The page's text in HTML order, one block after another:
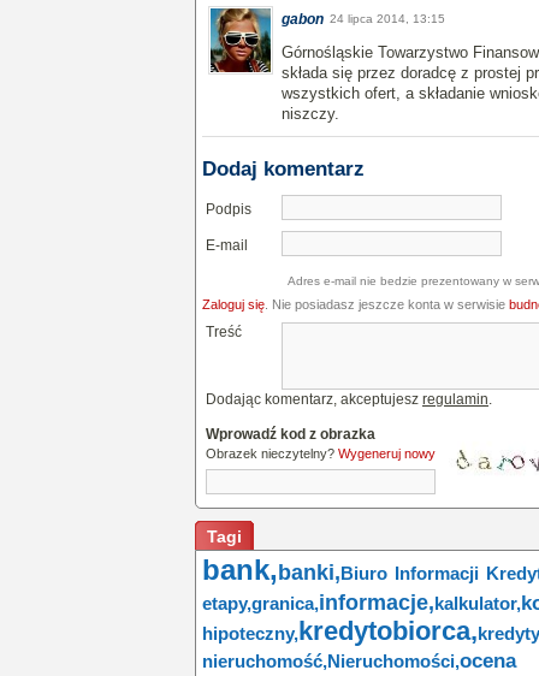
gabon 24 lipca 2014, 13:15
Górnośląskie Towarzystwo
składa się przez doradcę z prostej
wszystkich ofert, a składanie
niszczy.
Dodaj komentarz
Podpis
E-mail
Adres e-mail nie bedzie prezentowany w
Zaloguj się . Nie posiadasz jeszcze konta w serwisie
Treść
Dodając komentarz, akceptujesz regulamin.
Wprowadź kod z obrazka
Obrazek nieczytelny? Wygeneruj nowy
Tagi
bank, banki,Biuro Informacji
etapy,granica,informacje,kalkulator,
hipoteczny, kredytobiorca,
nieruchomość,Nieruchomości,ocena